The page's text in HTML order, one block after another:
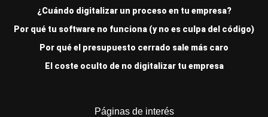
¿Cuándo digitalizar un proceso en tu empresa?
Por qué tu software no funciona (y no es culpa del código)
Por qué el presupuesto cerrado sale más caro
El coste oculto de no digitalizar tu empresa
Páginas de interés